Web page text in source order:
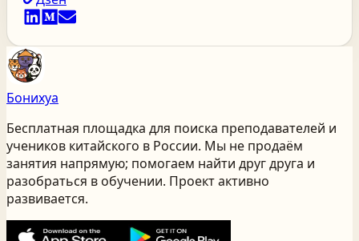
Бонихуа
Бесплатная площадка для поиска преподавателей и
учеников китайского в России. Мы не продаём
занятия напрямую; помогаем найти друг друга и
разобраться в обучении. Проект активно
развивается.